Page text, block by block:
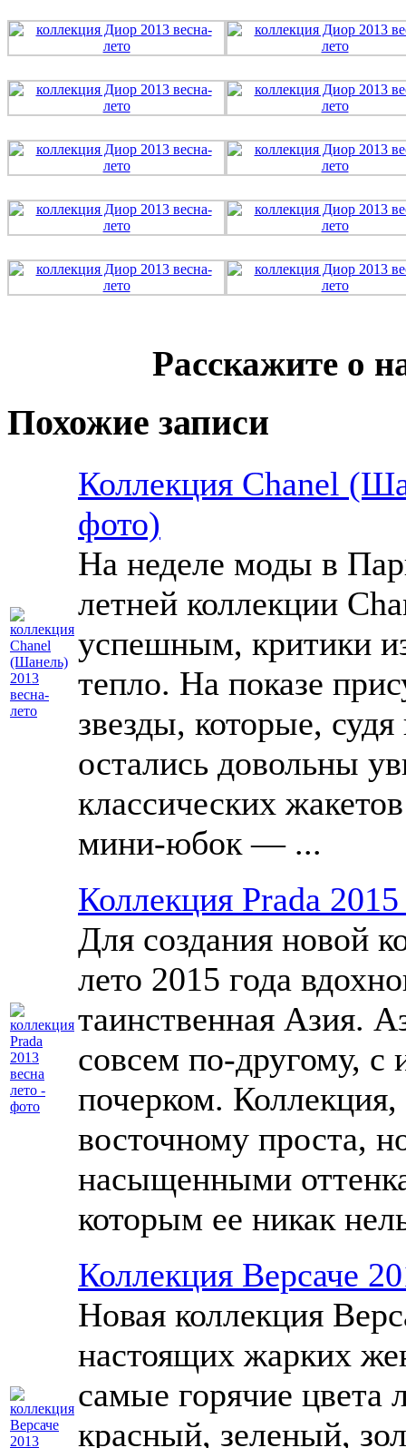
Расскажите о
Похожие записи
Коллекция Chanel
фото)
На неделе моды в
летней коллекции
успешным, критики
тепло. На показе
звезды, которые,
остались довольны
классических
мини-юбок — ...
Коллекция Prada
Для создания новой
лето 2015 года
таинственная Азия.
совсем по-другому, с
почерком.
восточному проста,
насыщенными
которым ее никак
Коллекция Версаче
Новая коллекция
настоящих жарких
самые горячие цвета
красный, зеленый,